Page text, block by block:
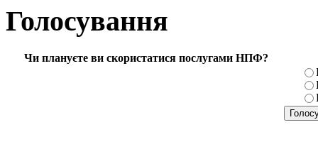
Голосування
Чи плануєте ви скористатися послугами НПФ?